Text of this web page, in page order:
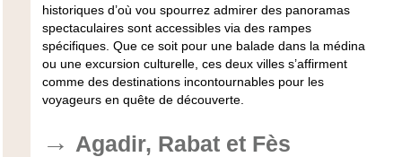
historiques d’où vou spourrez admirer des panoramas
spectaculaires sont accessibles via des rampes
spécifiques. Que ce soit pour une balade dans la médina
ou une excursion culturelle, ces deux villes s’affirment
comme des destinations incontournables pour les
voyageurs en quête de découverte.
Agadir, Rabat et Fès